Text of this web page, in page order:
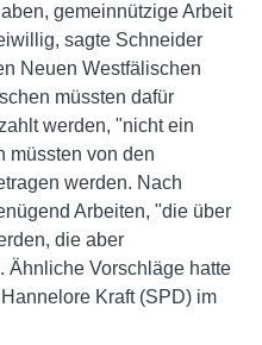
gemeinnützige Arbeit
sagte Schneider
Neuen Westfälischen
müssten dafür
werden, "nicht ein
müssten von den
werden. Nach
Arbeiten, "die über
die aber
Ähnliche Vorschläge hatte
Kraft (SPD) im